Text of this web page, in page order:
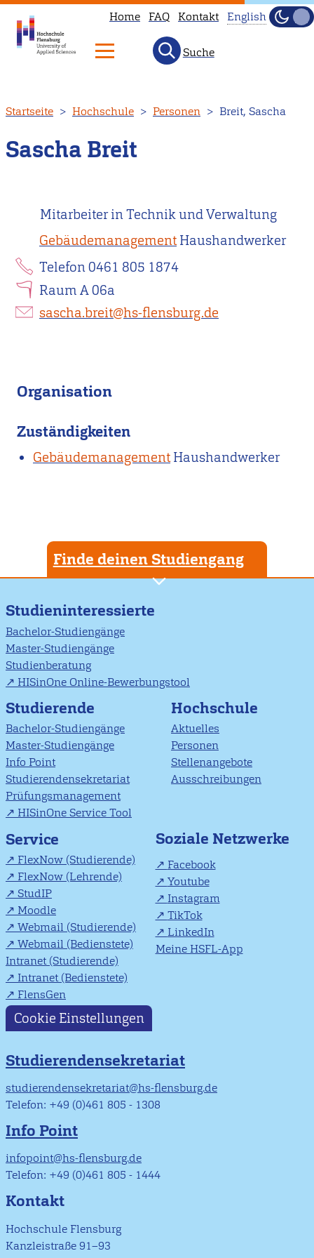
zum
Inhalt
Home FAQ Kontakt
not
to
our
English
Hell
Suche
Startseite Hochschule Personen Breit, Sascha
Sascha Breit
Mitarbeiter in Technik und Verwaltung
GebäudemanagementHaushandwerker
Telefon 0461 805 1874
Raum A 06a
sascha.breit@hs-flensburg.de
Organisation
Zuständigkeiten
GebäudemanagementHaushandwerker
Finde deinen Studiengang
Studieninteressierte
Bachelor-Studiengänge
Master-Studiengänge
Studienberatung
HISinOne Online-Bewerbungstool
Studierende
Bachelor-Studiengänge
Master-Studiengänge
Info Point
Studierendensekretariat
Prüfungsmanagement
HISinOne Service Tool
Hochschule
Aktuelles
Personen
Stellenangebote
Ausschreibungen
Service
FlexNow (Studierende)
FlexNow (Lehrende)
StudIP
Moodle
Webmail (Studierende)
Webmail (Bedienstete)
Intranet (Studierende)
Intranet (Bedienstete)
FlensGen
Soziale Netzwerke
Facebook
Youtube
Instagram
TikTok
LinkedIn
Meine HSFL-App
Cookie Einstellungen
Studierendensekretariat
studierendensekretariat@hs-flensburg.de
Telefon: +49 (0)461 805 - 1308
Info Point
infopoint@hs-flensburg.de
Telefon: +49 (0)461 805 - 1444
Kontakt
Hochschule Flensburg
Kanzleistraße 91–93